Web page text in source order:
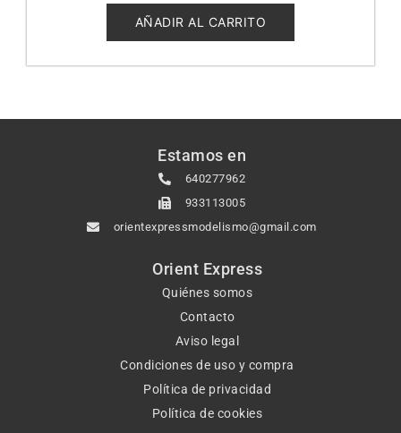
de
5
AÑADIR AL CARRITO
Estamos en
640277962
933113005
orientexpressmodelismo@gmail.com
Orient Express
Quiénes somos
Contacto
Aviso legal
Condiciones de uso y compra
Política de privacidad
Política de cookies